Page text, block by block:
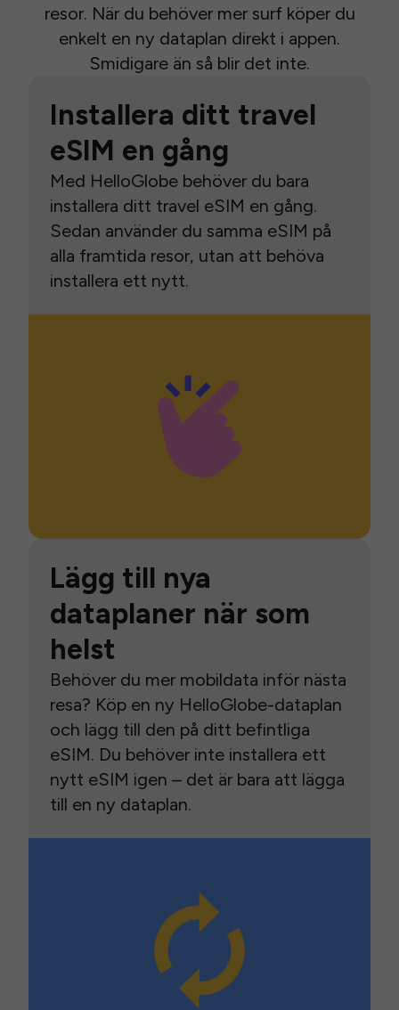
resor. När du behöver mer surf köper du
enkelt en ny dataplan direkt i appen.
Smidigare än så blir det inte.
Installera ditt travel
eSIM en gång
Med HelloGlobe behöver du bara
installera ditt travel eSIM en gång.
Sedan använder du samma eSIM på
alla framtida resor, utan att behöva
installera ett nytt.
Lägg till nya
dataplaner när som
helst
Behöver du mer mobildata inför nästa
resa? Köp en ny HelloGlobe-dataplan
och lägg till den på ditt befintliga
eSIM. Du behöver inte installera ett
nytt eSIM igen – det är bara att lägga
till en ny dataplan.